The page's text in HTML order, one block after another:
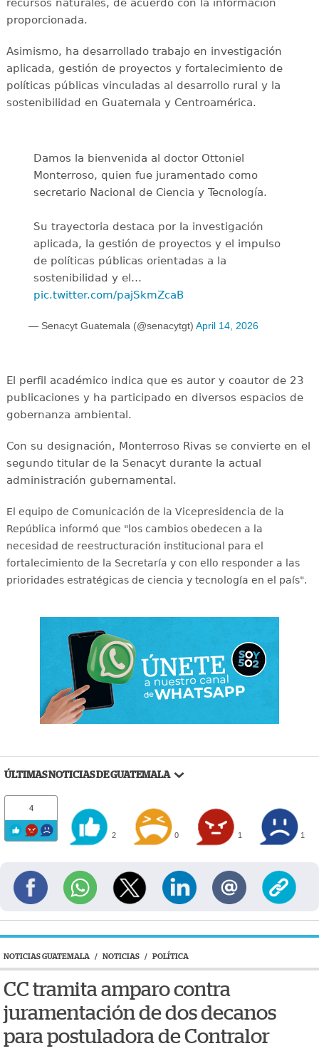
recursos naturales, de acuerdo con la información
proporcionada.
Asimismo, ha desarrollado trabajo en investigación
aplicada, gestión de proyectos y fortalecimiento de
políticas públicas vinculadas al desarrollo rural y la
sostenibilidad en Guatemala y Centroamérica.
Damos la bienvenida al doctor Ottoniel
Monterroso, quien fue juramentado como
secretario Nacional de Ciencia y Tecnología.
Su trayectoria destaca por la investigación
aplicada, la gestión de proyectos y el impulso
de políticas públicas orientadas a la
sostenibilidad y el…
pic.twitter.com/pajSkmZcaB
— Senacyt Guatemala (@senacytgt) April 14, 2026
El perfil académico indica que es autor y coautor de 23
publicaciones y ha participado en diversos espacios de
gobernanza ambiental.
Con su designación, Monterroso Rivas se convierte en el
segundo titular de la Senacyt durante la actual
administración gubernamental.
El equipo de Comunicación de la Vicepresidencia de la
República informó que "los cambios obedecen a la
necesidad de reestructuración institucional para el
fortalecimiento de la Secretaría y con ello responder a las
prioridades estratégicas de ciencia y tecnología en el país".
ÚLTIMAS NOTICIAS DE GUATEMALA
4
2 0 1 1
NOTICIAS GUATEMALA / NOTICIAS / POLÍTICA
CC tramita amparo contra
juramentación de dos decanos
para postuladora de Contralor